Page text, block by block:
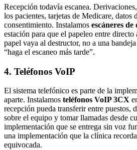
Recepción todavía escanea.
los pacientes, tarjetas de Medicare, datos
consentimiento. Instalamos escáneres
estación para que el papeleo entre
papel vaya al destructor, no a una
“haga el escaneo más tarde”.
4. Teléfonos VoIP
El sistema telefónico es parte de la
aparte. Instalamos teléfonos VoIP 3CX
recepción pueda transferir entre puestos,
sobre el equipo y tomar llamadas desde
implementación que se entrega sin voz
una implementación que la clínica
equivocada.